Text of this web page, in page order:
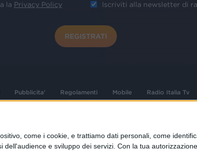
come i cookie, e trattiamo dati personali, come
e sviluppo dei servizi. Con la tua
la Privacy Policy Iscriviti alla newsletter di
REGISTRATI
Pubblicita' Regolamenti Mobile Radio Italia Tv
e dei diritti
02 25444220